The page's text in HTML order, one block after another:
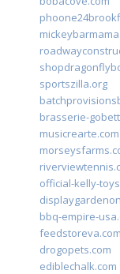
sportszilla.org
brasserie-
musicrearte.com
official-kelly-
bbq-empire-
feedstoreva.com
drogopets.com
ediblechalk.com